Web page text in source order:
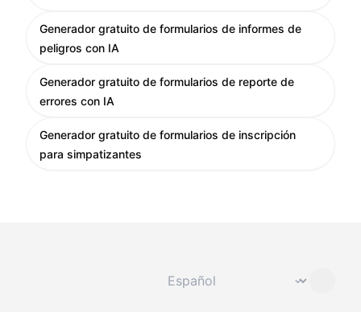
Generador gratuito de formularios de informes de
peligros con IA
Generador gratuito de formularios de reporte de
errores con IA
Generador gratuito de formularios de inscripción
para simpatizantes
⌄